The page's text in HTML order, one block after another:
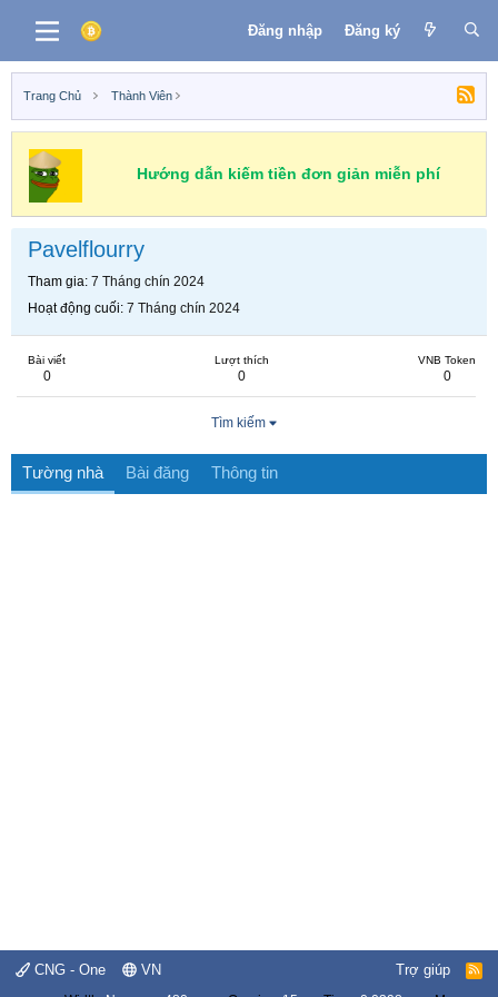
Đăng nhập Đăng ký
Trang Chủ Thành Viên
Hướng dẫn kiếm tiền đơn giản miễn phí
Pavelflourry
Tham gia 7 Tháng chín 2024
Hoạt động cuối 7 Tháng chín 2024
Bài viết
0
Lượt thích
0
VNB Token
0
Tìm kiếm
Tường nhà Bài đăng Thông tin
CNG - One VN Trợ giúp
R